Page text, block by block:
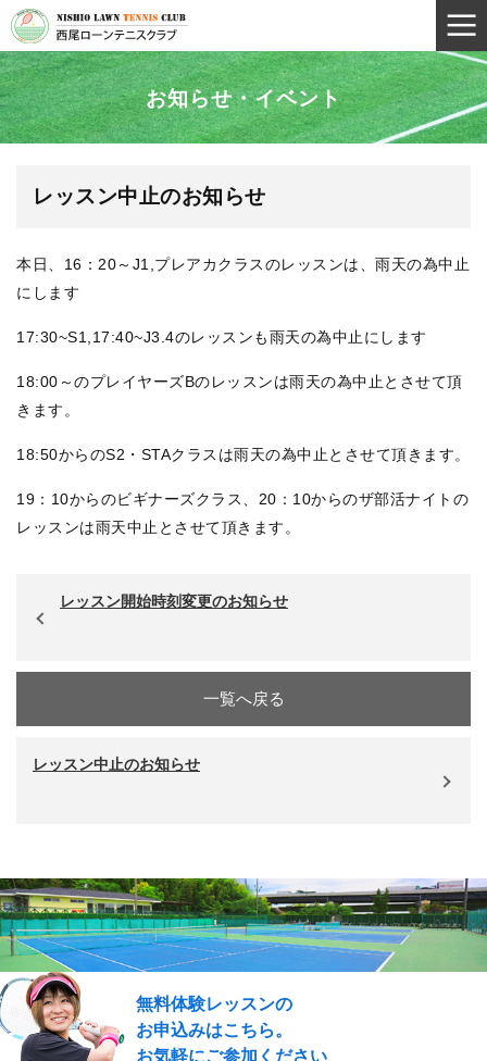
お知らせ・イベント
レッスン中止のお知らせ
本日、16：20～J1,プレアカクラスのレッスンは、雨天の為中止
にします
17:30~S1,17:40~J3.4のレッスンも雨天の為中止にします
18:00～のプレイヤーズBのレッスンは雨天の為中止とさせて頂
きます。
18:50からのS2・STAクラスは雨天の為中止とさせて頂きます。
19：10からのビギナーズクラス、20：10からのザ部活ナイトの
レッスンは雨天中止とさせて頂きます。
レッスン開始時刻変更のお知らせ
一覧へ戻る
レッスン中止のお知らせ
無料体験レッスンの
お申込みはこちら。
お気軽にご参加ください